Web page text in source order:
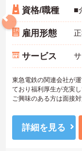
資格/職種
雇用形態
サービス
東急電鉄の関連会社が
ており福利厚生が充実し
ご興味のある方は面接
詳細を見る